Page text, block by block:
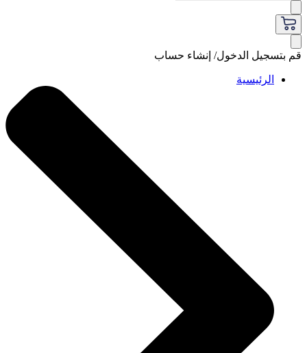
قم بتسجيل الدخول/ إنشاء حساب
الرئيسية